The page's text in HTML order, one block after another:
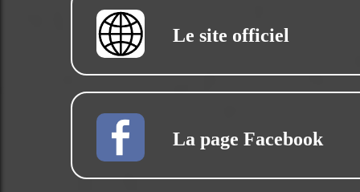
Le site officiel
La page Facebook